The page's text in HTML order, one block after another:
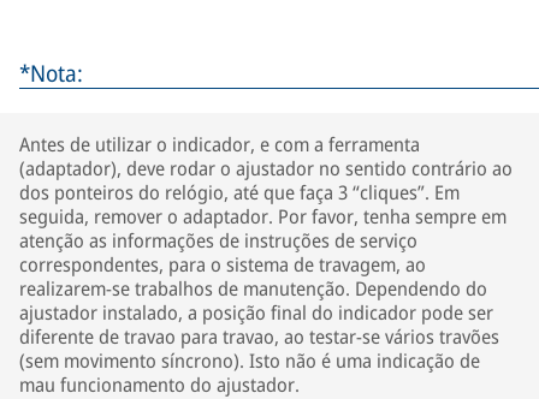
*Nota:
Antes de utilizar o indicador, e com a ferramenta
(adaptador), deve rodar o ajustador no sentido contrário ao
dos ponteiros do relógio, até que faça 3 “cliques”. Em
seguida, remover o adaptador. Por favor, tenha sempre em
atenção as informações de instruções de serviço
correspondentes, para o sistema de travagem, ao
realizarem-se trabalhos de manutenção. Dependendo do
ajustador instalado, a posição final do indicador pode ser
diferente de travao para travao, ao testar-se vários travões
(sem movimento síncrono). Isto não é uma indicação de
mau funcionamento do ajustador.